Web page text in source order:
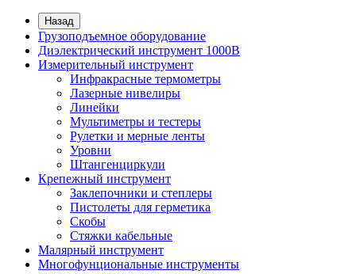
Назад
Грузоподъемное оборудование
Диэлектрический инструмент 1000В
Измерительный инструмент
Инфракрасные термометры
Лазерные нивелиры
Линейки
Мультиметры и тестеры
Рулетки и мерные ленты
Уровни
Штангенциркули
Крепежный инструмент
Заклепочники и степлеры
Пистолеты для герметика
Скобы
Стяжки кабельные
Малярный инструмент
Многофунциональные инструменты